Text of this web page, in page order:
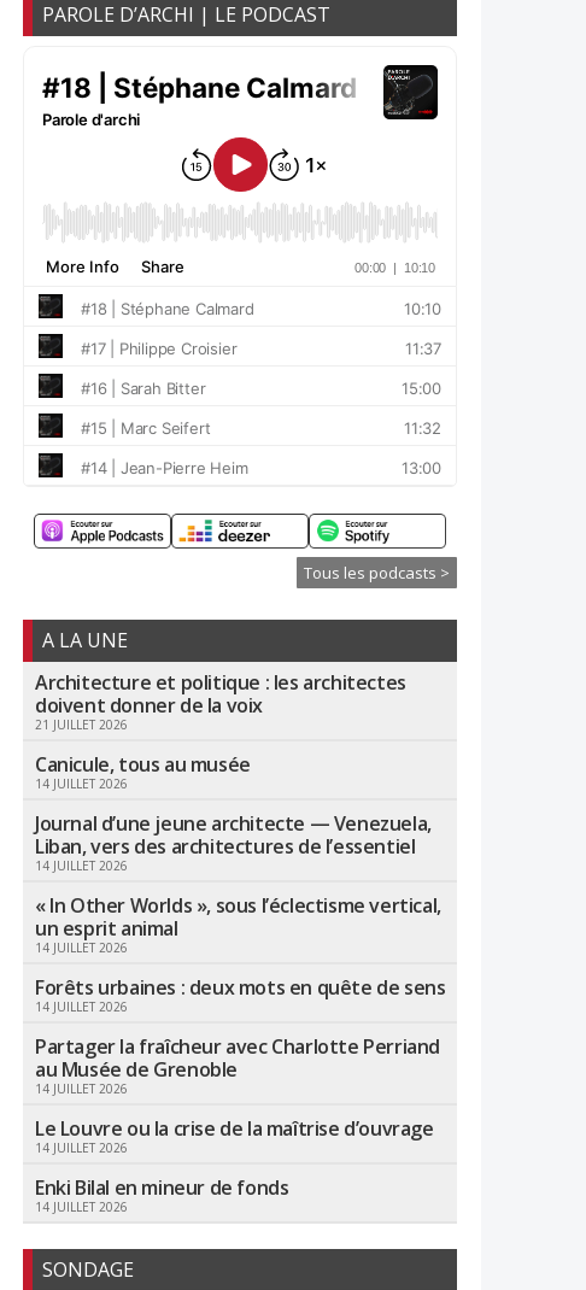
PAROLE D’ARCHI | LE PODCAST
Tous les podcasts >
A LA UNE
Architecture et politique : les architectes
doivent donner de la voix
21 JUILLET 2026
Canicule, tous au musée
14 JUILLET 2026
Journal d’une jeune architecte — Venezuela,
Liban, vers des architectures de l’essentiel
14 JUILLET 2026
« In Other Worlds », sous l’éclectisme vertical,
un esprit animal
14 JUILLET 2026
Forêts urbaines : deux mots en quête de sens
14 JUILLET 2026
Partager la fraîcheur avec Charlotte Perriand
au Musée de Grenoble
14 JUILLET 2026
Le Louvre ou la crise de la maîtrise d’ouvrage
14 JUILLET 2026
Enki Bilal en mineur de fonds
14 JUILLET 2026
SONDAGE